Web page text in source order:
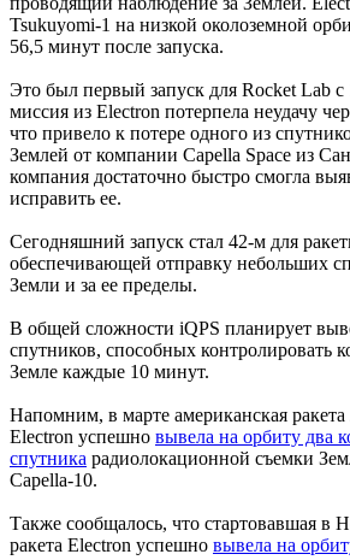
Tsukuyomi-1 на низкой околоземной
56,5 минут после запуска.
Это был первый запуск для Rocket Lab с
миссия из Electron потерпела неудачу
что привело к потере одного из
Землей от компании Capella Space из
компания достаточно быстро смогла
исправить ее.
Сегодняшний запуск стал 42-м для
обеспечивающей отправку небольших
Земли и за ее пределы.
В общей сложности iQPS планирует
спутников, способных контролировать
Земле каждые 10 минут.
Напомним, в марте американская ракета
Electron успешно вывела на орбиту два
спутника радиолокационной съемки
Capella-10.
Также сообщалось, что стартовавшая в
ракета Electron успешно вывела на